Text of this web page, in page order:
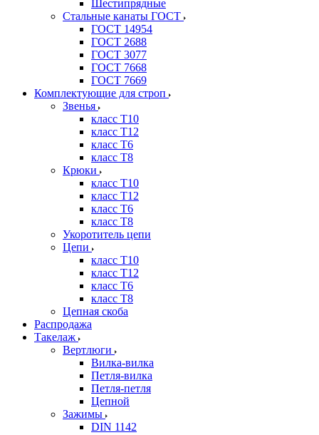
Шестипрядные
Стальные канаты ГОСТ
ГОСТ 14954
ГОСТ 2688
ГОСТ 3077
ГОСТ 7668
ГОСТ 7669
Комплектующие для строп
Звенья
класс Т10
класс Т12
класс Т6
класс Т8
Крюки
класс Т10
класс Т12
класс Т6
класс Т8
Укоротитель цепи
Цепи
класс Т10
класс Т12
класс Т6
класс Т8
Цепная скоба
Распродажа
Такелаж
Вертлюги
Вилка-вилка
Петля-вилка
Петля-петля
Цепной
Зажимы
DIN 1142